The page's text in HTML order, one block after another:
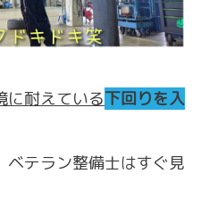
に耐えている下回りを入
ベテラン整備士はすぐ見